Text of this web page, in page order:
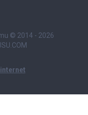
© 2014 - 2026